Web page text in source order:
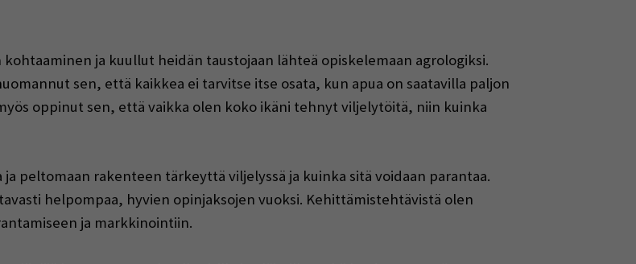
ja kuullut heidän taustojaan lähteä opiskelemaan agrologiksi.
sen, että kaikkea ei tarvitse itse osata, kun apua on saatavilla paljon
oppinut sen, että vaikka olen koko ikäni tehnyt viljelytöitä, niin kuinka
peltomaan rakenteen tärkeyttä viljelyssä ja kuinka sitä voidaan parantaa.
helpompaa, hyvien opinjaksojen vuoksi. Kehittämistehtävistä olen
ja markkinointiin.